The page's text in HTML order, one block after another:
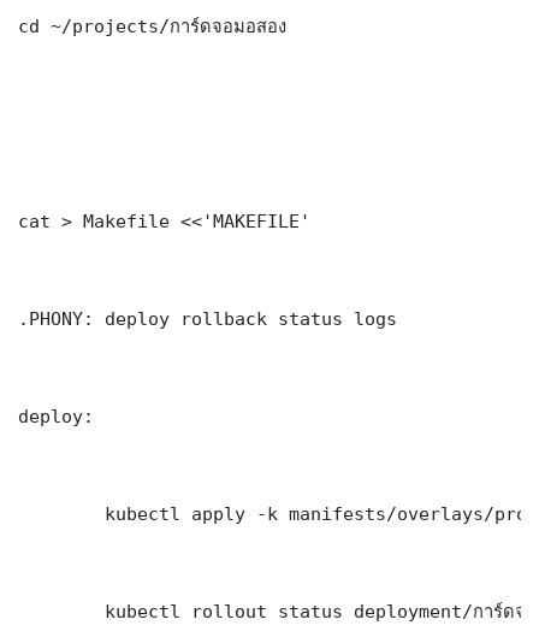
cd ~/projects/การ์ดจอมอสอง
cat > Makefile <<'MAKEFILE'
.PHONY: deploy rollback status logs
deploy: